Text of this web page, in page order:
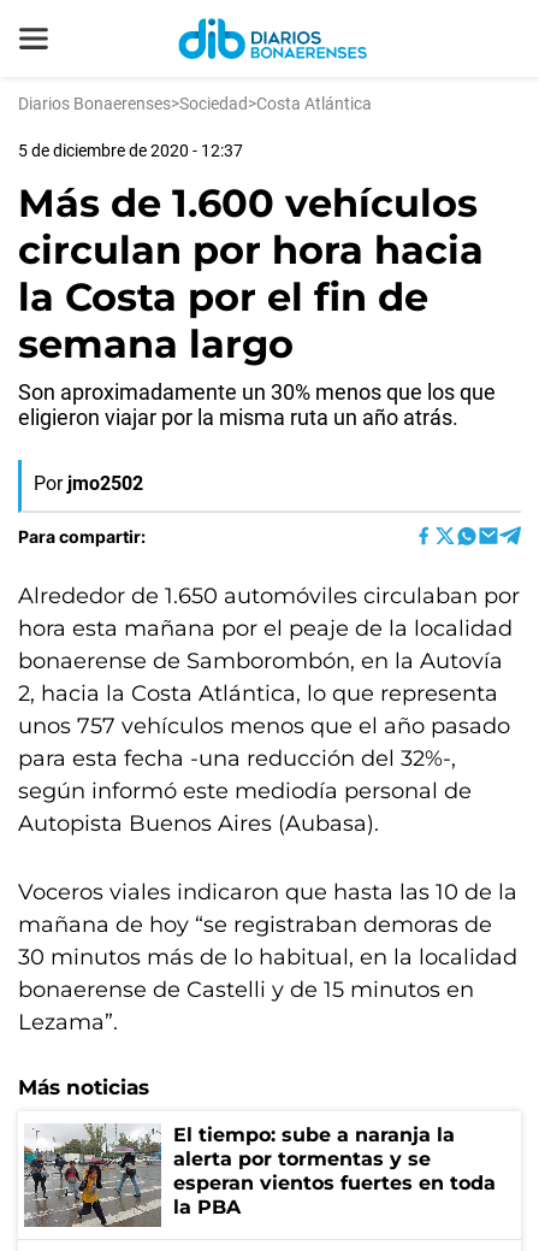
Diarios Bonaerenses>Sociedad>Costa Atlántica
5 de diciembre de 2020 - 12:37
Más de 1.600 vehículos
circulan por hora hacia
la Costa por el fin de
semana largo
Son aproximadamente un 30% menos que los que
eligieron viajar por la misma ruta un año atrás.
Por jmo2502
Para compartir:
Alrededor de 1.650 automóviles circulaban por
hora esta mañana por el peaje de la localidad
bonaerense de Samborombón, en la Autovía
2, hacia la Costa Atlántica, lo que representa
unos 757 vehículos menos que el año pasado
para esta fecha -una reducción del 32%-,
según informó este mediodía personal de
Autopista Buenos Aires (Aubasa).
Voceros viales indicaron que hasta las 10 de la
mañana de hoy “se registraban demoras de
30 minutos más de lo habitual, en la localidad
bonaerense de Castelli y de 15 minutos en
Lezama”.
Más noticias
El tiempo: sube a naranja la
alerta por tormentas y se
esperan vientos fuertes en toda
la PBA